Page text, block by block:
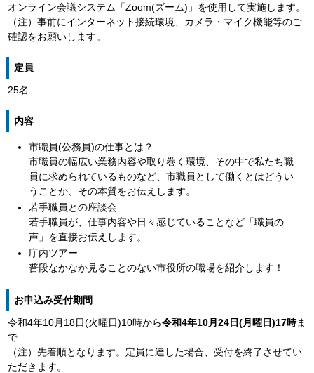
オンライン会議システム「Zoom(ズーム)」を使用して実施します。
（注）事前にインターネット接続環境、カメラ・マイク機能等のご
確認をお願いします。
定員
25名
内容
市職員(公務員)の仕事とは？
市職員の幅広い業務内容や取り巻く環境、その中で私たち職
員に求められているものなど、市職員として働くとはどうい
うことか、その本質をお伝えします。
若手職員との座談会
若手職員が、仕事内容や日々感じていることなど「職員の
声」を直接お伝えします。
庁内ツアー
普段なかなか見ることのない市役所の職場を紹介します！
お申込み受付期間
令和4年10月18日(火曜日)10時から令和4年10月24日(月曜日)17時ま
で
（注）先着順となります。定員に達した場合、受付を終了させてい
ただきます。